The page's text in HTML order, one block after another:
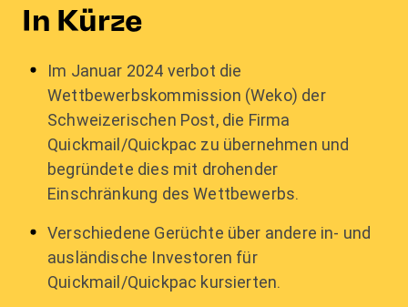
In Kürze
Im Januar 2024 verbot die
Wettbewerbskommission (Weko) der
Schweizerischen Post, die Firma
Quickmail/Quickpac zu übernehmen und
begründete dies mit drohender
Einschränkung des Wettbewerbs.
Verschiedene Gerüchte über andere in- und
ausländische Investoren für
Quickmail/Quickpac kursierten.